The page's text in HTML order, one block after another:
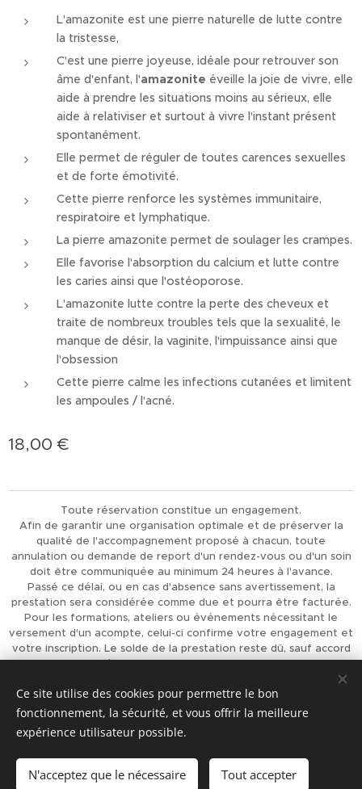
L'amazonite est une pierre naturelle de lutte contre
la tristesse,
C'est une pierre joyeuse, idéale pour retrouver son
âme d'enfant, l'amazonite éveille la joie de vivre, elle
aide à prendre les situations moins au sérieux, elle
aide à relativiser et surtout à vivre l'instant présent
spontanément.
Elle permet de réguler de toutes carences sexuelles
et de forte émotivité.
Cette pierre renforce les systèmes immunitaire,
respiratoire et lymphatique.
La pierre amazonite permet de soulager les crampes.
Elle favorise l'absorption du calcium et lutte contre
les caries ainsi que l'ostéoporose.
L'amazonite lutte contre la perte des cheveux et
traite de nombreux troubles tels que la sexualité, le
manque de désir, la vaginite, l'impuissance ainsi que
l'obsession
Cette pierre calme les infections cutanées et limitent
les ampoules / l'acné.
18,00 €
Ajouter au panier
Toute réservation constitue un engagement.
Afin de garantir une organisation optimale et de préserver la
qualité de l'accompagnement proposé à chacun, toute
annulation ou demande de report d'un rendez-vous ou d'un soin
doit être communiquée au minimum 24 heures à l'avance.
Passé ce délai, ou en cas d'absence sans avertissement, la
prestation sera considérée comme due et pourra être facturée.
Pour les formations, ateliers ou événements nécessitant le
versement d'un acompte, celui-ci confirme votre engagement et
votre inscription. Le solde de la prestation reste dû, sauf accord
préalable de L'Univers d'Achaiah.
permettent d'offrir à chacun un accompagnement de qualité.
Optimisé parWebnode Cookies
Ce site utilise des cookies pour permettre le bon
fonctionnement, la sécurité, et vous offrir la meilleure
expérience utilisateur possible.
N'acceptez que le nécessaire Tout accepter